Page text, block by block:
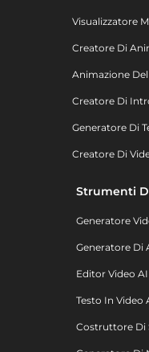
Visualizzatore
Creatore Di
Animazione
Creatore Di
Generatore Di
Creatore Di
Strumenti
Generatore
Generatore Di
Editor Video AI
Testo In Video
Costruttore Di